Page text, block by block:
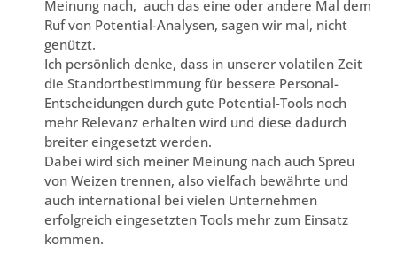
Meinung nach, auch das eine oder andere Mal dem
Ruf von Potential-Analysen, sagen wir mal, nicht
genützt.
Ich persönlich denke, dass in unserer volatilen Zeit
die Standortbestimmung für bessere Personal-
Entscheidungen durch gute Potential-Tools noch
mehr Relevanz erhalten wird und diese dadurch
breiter eingesetzt werden.
Dabei wird sich meiner Meinung nach auch Spreu
von Weizen trennen, also vielfach bewährte und
auch international bei vielen Unternehmen
erfolgreich eingesetzten Tools mehr zum Einsatz
kommen.